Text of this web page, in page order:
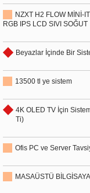
NZXT H2 FLOW MİNİ-
RGB IPS LCD SIVI SOĞUT
Beyazlar İçinde Bir
13500 tl ye sistem
4K OLED TV İçin
Ti)
Ofis PC ve Server
MASAÜSTÜ